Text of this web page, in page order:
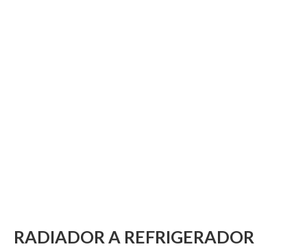
RADIADOR A REFRIGERADOR